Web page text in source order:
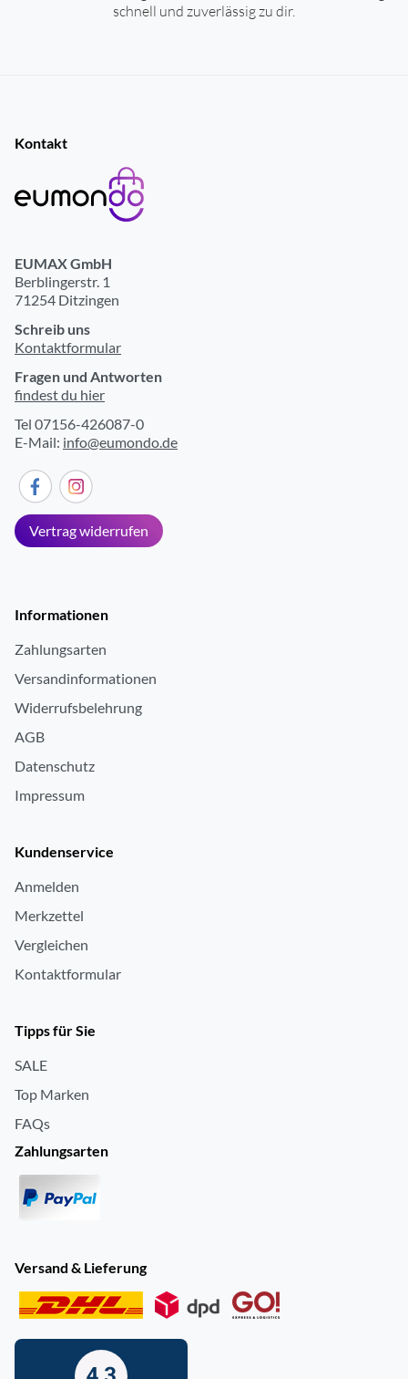
schnell und zuverlässig zu dir.
Kontakt
EUMAX GmbH
Berblingerstr. 1
71254 Ditzingen
Schreib uns
Kontaktformular
Fragen und Antworten
findest du hier
Tel 07156-426087-0
E-Mail: info@eumondo.de
Vertrag widerrufen
Informationen
Zahlungsarten
Versandinformationen
Widerrufsbelehrung
AGB
Datenschutz
Impressum
Kundenservice
Anmelden
Merkzettel
Vergleichen
Kontaktformular
Tipps für Sie
SALE
Top Marken
FAQs
Zahlungsarten
Versand & Lieferung